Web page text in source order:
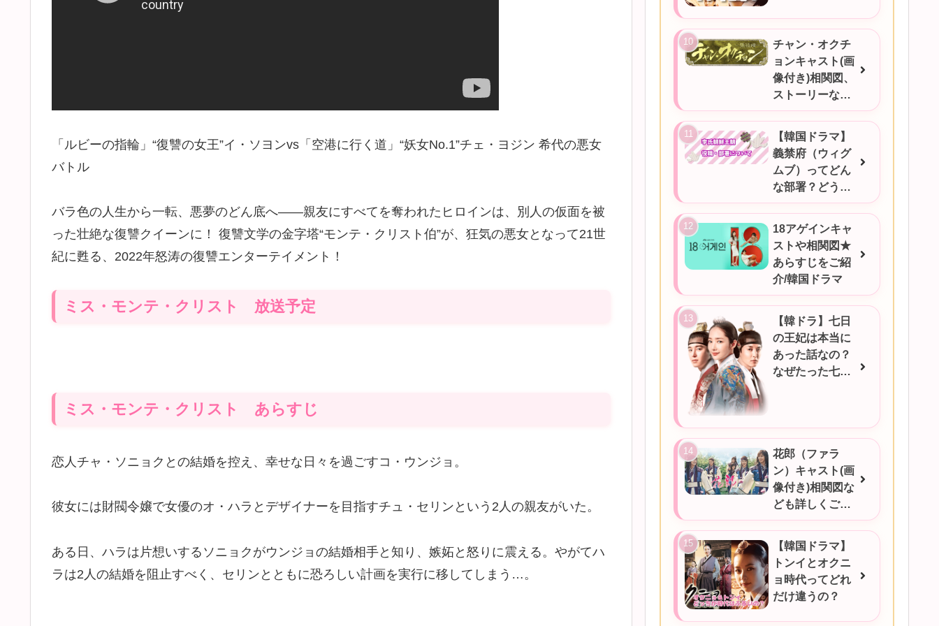
「ルビーの指輪」“復讐の女王”イ・ソヨンvs「空港に行く道」“妖女No.1”チェ・ヨジン 希代の悪女
バトル
バラ色の人生から一転、悪夢のどん底へ――親友にすべてを奪われたヒロインは、別人の仮面を被
った壮絶な復讐クイーンに！ 復讐文学の金字塔“モンテ・クリスト伯”が、狂気の悪女となって21世
紀に甦る、2022年怒涛の復讐エンターテイメント！
ミス・モンテ・クリスト 放送予定
ミス・モンテ・クリスト あらすじ
恋人チャ・ソニョクとの結婚を控え、幸せな日々を過ごすコ・ウンジョ。
彼女には財閥令嬢で女優のオ・ハラとデザイナーを目指すチュ・セリンという2人の親友がいた。
ある日、ハラは片想いするソニョクがウンジョの結婚相手と知り、嫉妬と怒りに震える。やがてハ
ラは2人の結婚を阻止すべく、セリンとともに恐ろしい計画を実行に移してしまう…。
チャン・オクチ
ョンキャスト(画
像付き)相関図、
ストーリーなど
ご紹介★
【韓国ドラマ】
義禁府（ウィグ
ムブ）ってどん
な部署？どうい
うときに対応す
18アゲインキャ
ストや相関図★
あらすじをご紹
介/韓国ドラマ
【韓ドラ】七日
の王妃は本当に
あった話なの？
なぜたった七日
花郎（ファラ
ン）キャスト(画
像付き)相関図な
ども詳しくご紹
介★
【韓国ドラマ】
トンイとオクニ
ョ時代ってどれ
だけ違うの？